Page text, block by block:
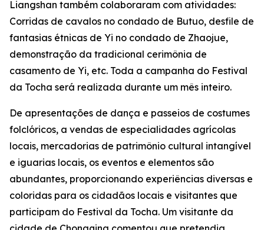
Liangshan também colaboraram com atividades:
Corridas de cavalos no condado de Butuo, desfile de
fantasias étnicas de ‌Yi no condado de Zhaojue,
demonstração da tradicional cerimônia de
casamento de Yi, etc. Toda a campanha do Festival
da Tocha será realizada durante um mês inteiro.
De apresentações de dança e passeios de costumes
folclóricos, a vendas de especialidades agrícolas
locais, mercadorias de patrimônio cultural intangível
e iguarias locais, os eventos e elementos são
abundantes, proporcionando experiências diversas e
coloridas para os cidadãos locais e visitantes que
participam do Festival da Tocha. Um visitante da